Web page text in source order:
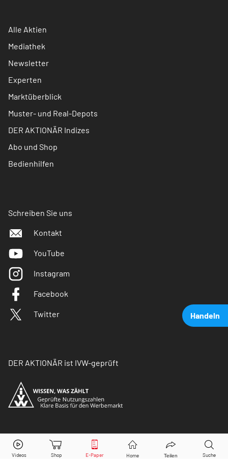
Handeln
Tesla Aktie jetzt handeln?
Alle Aktien
Mediathek
Newsletter
Experten
Marktüberblick
Muster- und Real-Depots
DER AKTIONÄR Indizes
Abo und Shop
Bedienhilfen
Schreiben Sie uns
Kontakt
YouTube
Instagram
Facebook
Twitter
DER AKTIONÄR ist IVW-geprüft
© Copyright 2026 Börsenmedien AG. Alle Rechte